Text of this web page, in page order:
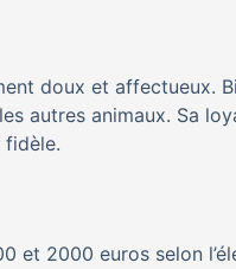
doux et affectueux.
autres animaux. Sa
fidèle.
et 2000 euros selon